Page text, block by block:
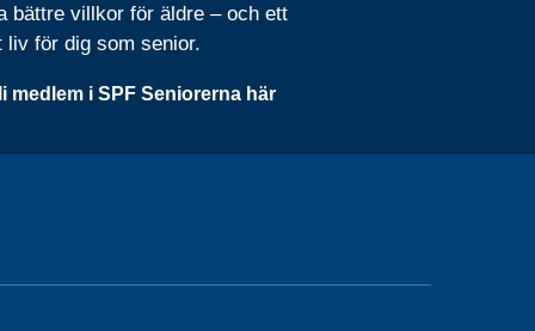
bättre villkor för äldre – och ett
liv för dig som senior.
medlem i SPF Seniorerna här